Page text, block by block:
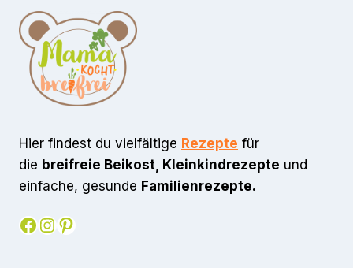
Hier findest du vielfältige Rezepte für
die breifreie Beikost, Kleinkindrezepte und
einfache, gesunde Familienrezepte.
Facebook
Instagram
Pinterest